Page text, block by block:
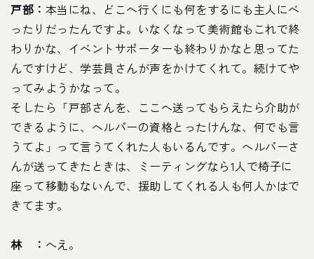
戸部： 本当にね、どこへ行くにも何をするにも主人にべ
ったりだったんですよ。いなくなって美術館もこれで終
わりかな、イベントサポーターも終わりかなと思ってた
んですけど、学芸員さんが声をかけてくれて。続けてや
ってみようかなって。
そしたら「戸部さんを、ここへ送ってもらえたら介助が
できるように、ヘルパーの資格とったけんな、何でも言
うてよ」って言うてくれた人もいるんです。ヘルパーさ
んが送ってきたときは、ミーティングなら1人で椅子に
座って移動もないんで、援助してくれる人も何人かはで
きてます。
林 ： へえ。